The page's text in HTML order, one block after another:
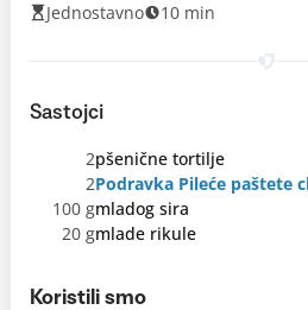
Jednostavno
10 min
Sastojci
2pšenične tortilje
2Podravka Pileće paštete
100 gmladog sira
20 gmlade rikule
Koristili smo